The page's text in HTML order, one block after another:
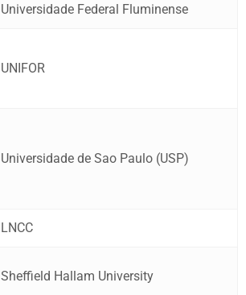
Universidade Federal Fluminense
UNIFOR
Universidade de Sao Paulo (USP)
LNCC
Sheffield Hallam University